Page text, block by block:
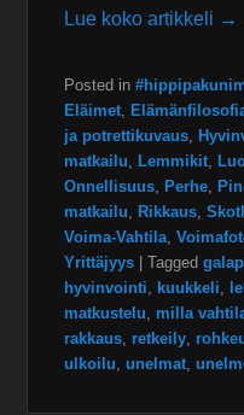
Lue koko artikkeli →
Posted in
Eläimet
ja potrettikuvaus
matkailu
Lemmikit
Onnellisuus Perhe
matkailu
Rikkaus ,
Voima-Vahtila ,
Yrittäjyys |Tagged
hyvinvointi
kuukkeli
matkustelu
milla
rakkaus retkeily
ulkoilu ,unelmat ,